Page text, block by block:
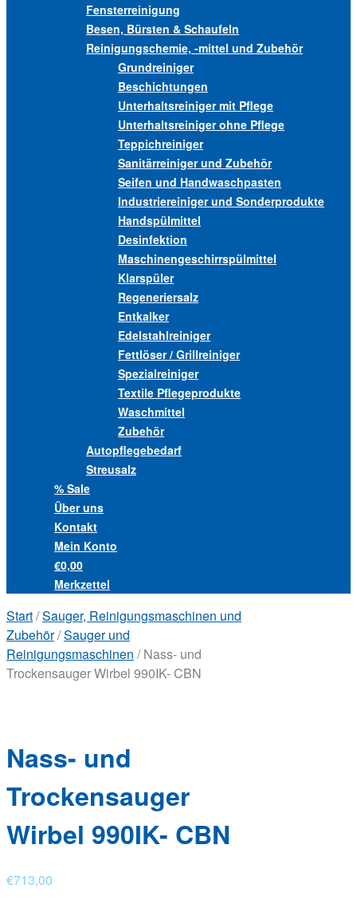
Fensterreinigung
Besen, Bürsten & Schaufeln
Reinigungschemie, -mittel und Zubehör
Grundreiniger
Beschichtungen
Unterhaltsreiniger mit Pflege
Unterhaltsreiniger ohne Pflege
Teppichreiniger
Sanitärreiniger und Zubehör
Seifen und Handwaschpasten
Industriereiniger und Sonderprodukte
Handspülmittel
Desinfektion
Maschinengeschirrspülmittel
Klarspüler
Regeneriersalz
Entkalker
Edelstahlreiniger
Fettlöser / Grillreiniger
Spezialreiniger
Textile Pflegeprodukte
Waschmittel
Zubehör
Autopflegebedarf
Streusalz
% Sale
Über uns
Kontakt
Mein Konto
€0,00
Merkzettel
Start/Sauger, Reinigungsmaschinen und
Zubehör/Sauger und
Reinigungsmaschinen / Nass- und
Trockensauger Wirbel 990IK- CBN
Nass- und
Trockensauger
Wirbel 990IK- CBN
€713,00